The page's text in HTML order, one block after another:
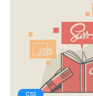
CSS